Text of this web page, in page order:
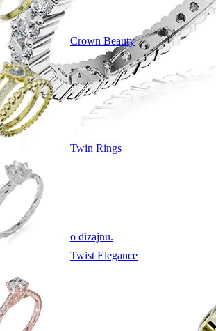
a moderného dizajnu.
Crown Beauty
Twin Rings
Twist Elegance